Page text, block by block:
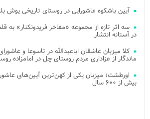
آیین باشکوه عاشورایی در روستای تاریخی یوش
سه اثر تازه از مجموعه «مفاخر فریدونکنار» به
در آستانه انتشار
کلا میزبان عاشقان اباعبدالله در تاسوعا و
ماندگار از عزاداری مردم روستای چل در امامزاده
اورطشت؛ میزبان یکی از کهن‌ترین آیین‌های
بیش از ۶۰۰ سال